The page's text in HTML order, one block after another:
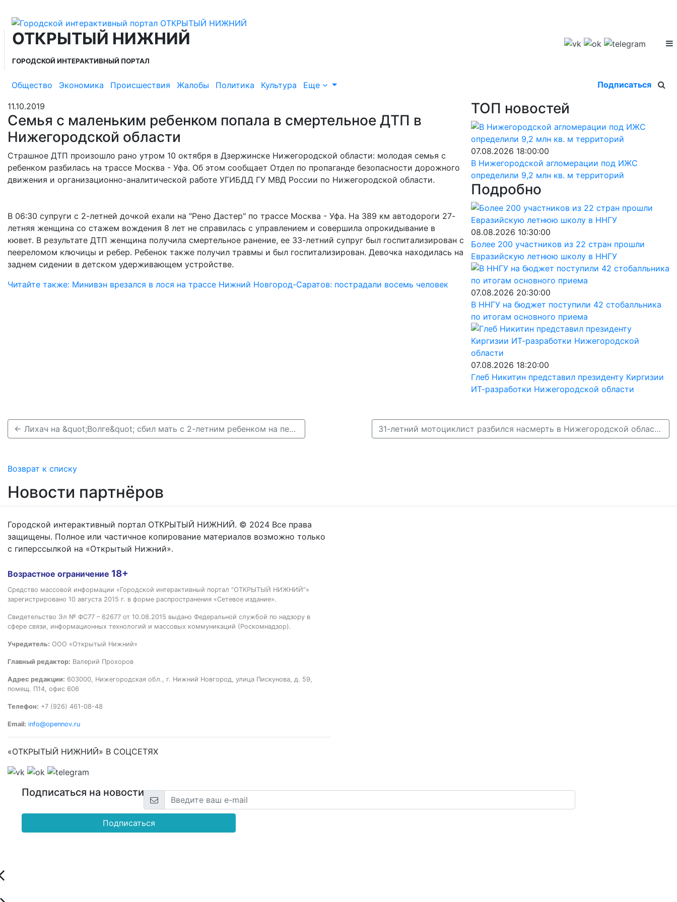
ОТКРЫТЫЙ НИЖНИЙ
ГОРОДСКОЙ ИНТЕРАКТИВНЫЙ ПОРТАЛ
Общество Экономика Происшествия Жалобы Политика Культура Еще Подписаться
11.10.2019
Семья с маленьким ребенком попала в смертельное ДТП в
Нижегородской области
Страшное ДТП произошло рано утром 10 октября в Дзержинске Нижегородской области: молодая семья с
ребенком разбилась на трассе Москва - Уфа. Об этом сообщает Отдел по пропаганде безопасности дорожного
движения и организационно-аналитической работе УГИБДД ГУ МВД России по Нижегородской области.
В 06:30 супруги с 2-летней дочкой ехали на "Рено Дастер" по трассе Москва - Уфа. На 389 км автодороги 27-
летняя женщина со стажем вождения 8 лет не справилась с управлением и совершила опрокидывание в
кювет. В результате ДТП женщина получила смертельное ранение, ее 33-летний супруг был госпитализирован с
пеереломом ключицы и ребер. Ребенок также получил травмы и был госпитализирован. Девочка находилась на
заднем сидении в детском удерживающем устройстве.
Читайте также: Минивэн врезался в лося на трассе Нижний Новгород-Саратов: пострадали восемь человек
ТОП новостей
07.08.2026 18:00:00
В Нижегородской агломерации под ИЖС
определили 9,2 млн кв. м территорий
Подробно
08.08.2026 10:30:00
Более 200 участников из 22 стран прошли
Евразийскую летнюю школу в ННГУ
07.08.2026 20:30:00
В ННГУ на бюджет поступили 42 стобалльника
по итогам основного приема
07.08.2026 18:20:00
Глеб Никитин представил президенту Киргизии
ИТ-разработки Нижегородской области
← Лихач на &quot;Волге&quot; сбил мать с 2-летним ребенком на пешеходном переходе в Нижнем 31-летний мотоциклист разбился насмерть в Нижегородской области →
Возврат к списку
Новости партнёров
Городской интерактивный портал ОТКРЫТЫЙ НИЖНИЙ. © 2024 Все права
защищены. Полное или частичное копирование материалов возможно только
с гиперссылкой на «Открытый Нижний».
Возрастное ограничение 18+
Средство массовой информации «Городской интерактивный портал “ОТКРЫТЫЙ НИЖНИЙ”»
зарегистрировано 10 августа 2015 г. в форме распространения «Сетевое издание».
Свидетельство Эл № ФС77 – 62677 от 10.08.2015 выдано Федеральной службой по надзору в
сфере связи, информационных технологий и массовых коммуникаций (Роскомнадзор).
Учредитель: ООО «Открытый Нижний»
Главный редактор: Валерий Прохоров
Адрес редакции: 603000, Нижегородская обл., г. Нижний Новгород, улица Пискунова, д. 59,
помещ. П14, офис 606
Телефон: +7 (926) 461-08-48
Email: info@opennov.ru
«ОТКРЫТЫЙ НИЖНИЙ» В СОЦСЕТЯХ
Подписаться на новости
Подписаться